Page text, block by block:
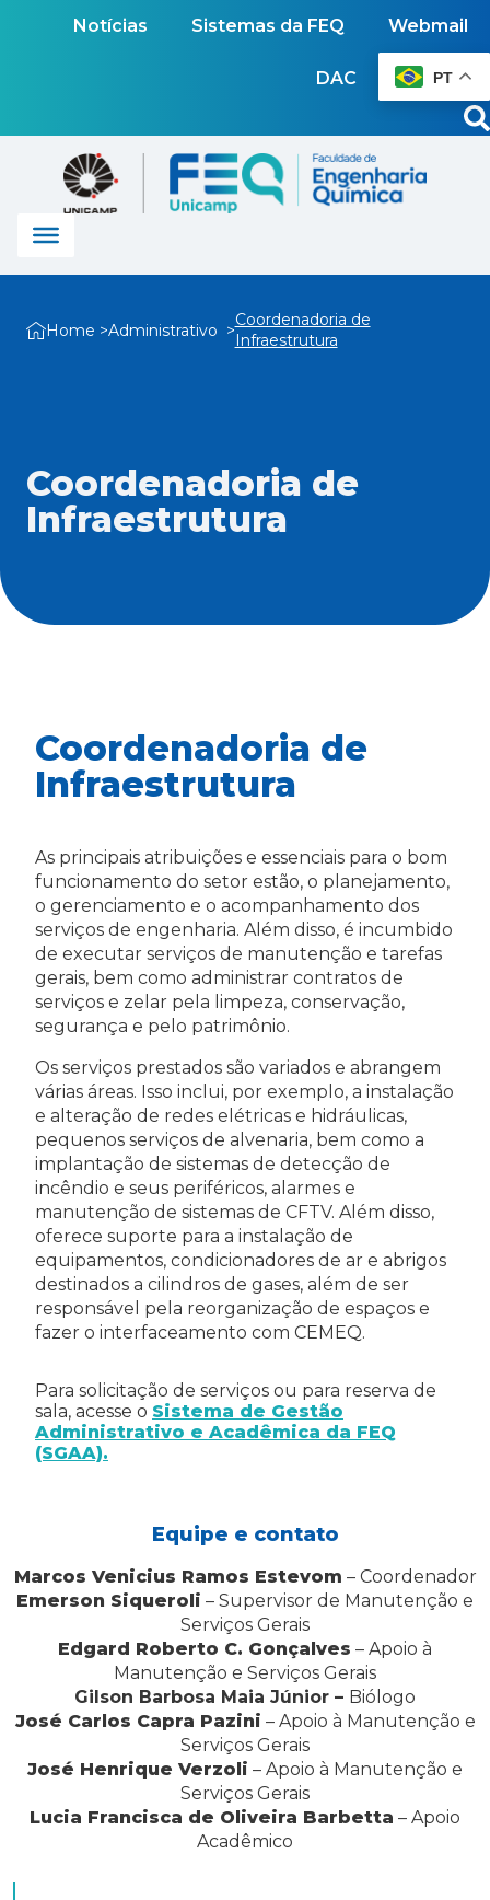
Notícias Sistemas da FEQ Webmail
DAC PT
Home Administrativo
Coordenadoria de
Infraestrutura
Coordenadoria de
Infraestrutura
Coordenadoria de
Infraestrutura
As principais atribuições e essenciais para o bom
funcionamento do setor estão, o planejamento,
o gerenciamento e o acompanhamento dos
serviços de engenharia. Além disso, é incumbido
de executar serviços de manutenção e tarefas
gerais, bem como administrar contratos de
serviços e zelar pela limpeza, conservação,
segurança e pelo patrimônio.
Os serviços prestados são variados e abrangem
várias áreas. Isso inclui, por exemplo, a instalação
e alteração de redes elétricas e hidráulicas,
pequenos serviços de alvenaria, bem como a
implantação de sistemas de detecção de
incêndio e seus periféricos, alarmes e
manutenção de sistemas de CFTV. Além disso,
oferece suporte para a instalação de
equipamentos, condicionadores de ar e abrigos
destinados a cilindros de gases, além de ser
responsável pela reorganização de espaços e
fazer o interfaceamento com CEMEQ.
Para solicitação de serviços ou para reserva de
sala, acesse o Sistema de Gestão
Administrativo e Acadêmica da FEQ
(SGAA).
Equipe e contato
Marcos Venicius Ramos Estevom – Coordenador
Emerson Siqueroli – Supervisor de Manutenção e
Serviços Gerais
Edgard Roberto C. Gonçalves – Apoio à
Manutenção e Serviços Gerais
Gilson Barbosa Maia Júnior – Biólogo
José Carlos Capra Pazini – Apoio à Manutenção e
Serviços Gerais
José Henrique Verzoli – Apoio à Manutenção e
Serviços Gerais
Lucia Francisca de Oliveira Barbetta – Apoio
Acadêmico